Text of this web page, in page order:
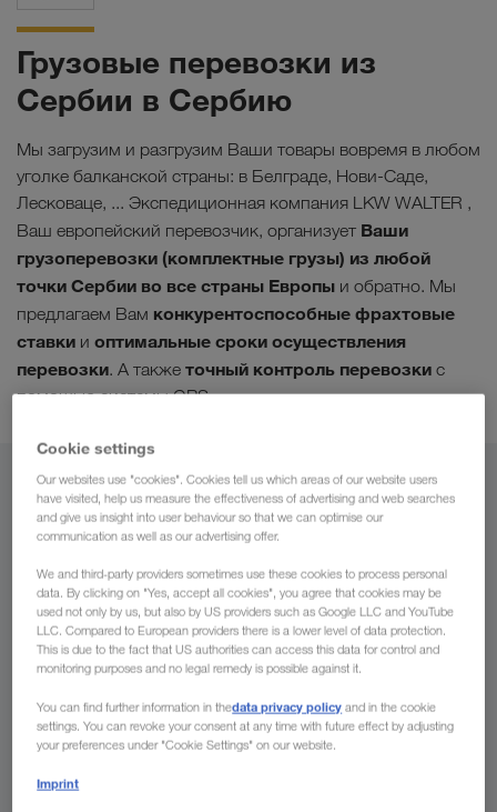
Грузовые перевозки из
Сербии в Сербию
Мы загрузим и разгрузим Ваши товары вовремя в любом
уголке балканской страны: в Белграде, Нови-Саде,
Лесковаце, ... Экспедиционная компания LKW WALTER ,
Ваш европейский перевозчик, организует Ваши
грузоперевозки (комплектные грузы) из любой
точки Сербии во все страны Европы и обратно. Мы
предлагаем Вам конкурентоспособные фрахтовые
ставки и оптимальные сроки осуществления
перевозки. А также точный контроль перевозки с
помощью системы GPS.
Из
Узбекистан
Cookie settings
Our websites use "cookies". Cookies tell us which areas of our website users
have visited, help us measure the effectiveness of advertising and web searches
and give us insight into user behaviour so that we can optimise our
communication as well as our advertising offer.
We and third-party providers sometimes use these cookies to process personal
data. By clicking on "Yes, accept all cookies", you agree that cookies may be
used not only by us, but also by US providers such as Google LLC and YouTube
LLC. Compared to European providers there is a lower level of data protection.
This is due to the fact that US authorities can access this data for control and
monitoring purposes and no legal remedy is possible against it.
You can find further information in thedata privacy policy and in the cookie
settings. You can revoke your consent at any time with future effect by adjusting
your preferences under "Cookie Settings" on our website.
Imprint